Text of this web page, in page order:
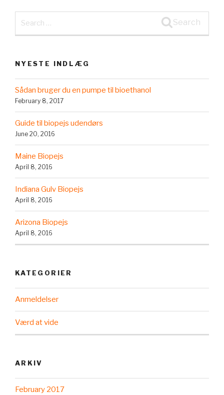
Search
NYESTE INDLÆG
Sådan bruger du en pumpe til bioethanol
February 8, 2017
Guide til biopejs udendørs
June 20, 2016
Maine Biopejs
April 8, 2016
Indiana Gulv Biopejs
April 8, 2016
Arizona Biopejs
April 8, 2016
KATEGORIER
Anmeldelser
Værd at vide
ARKIV
February 2017